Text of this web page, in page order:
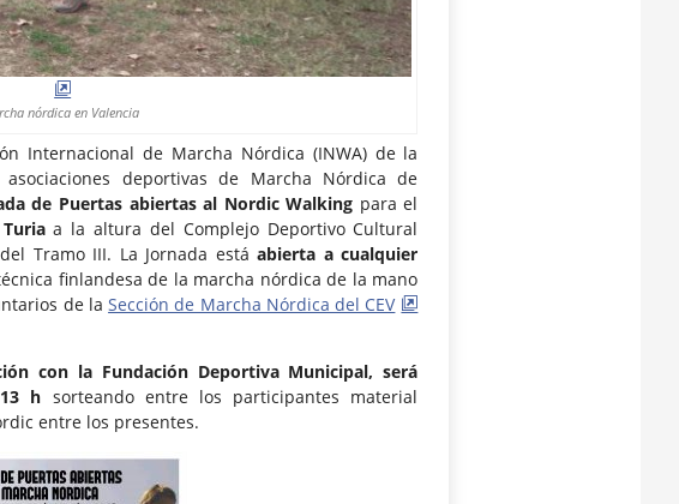
nórdica en Valencia
Internacional de Marcha Nórdica (INWA) de la
deportivas de Marcha Nórdica de
de Puertas abiertas al Nordic Walking para el
a la altura del Complejo Deportivo Cultural
Tramo III. La Jornada estáabierta a cualquier
finlandesa de la marcha nórdica de la mano
de laSección de Marcha Nórdica del CEV
con la Fundación Deportiva Municipal, será
h sorteando entre los participantes material
entre los presentes.